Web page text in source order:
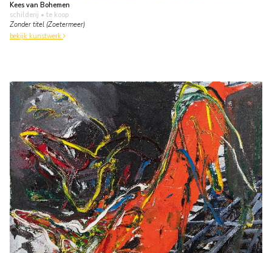
Kees van Bohemen
schilderij • te koop
Zonder titel (Zoetermeer)
bekijk kunstwerk